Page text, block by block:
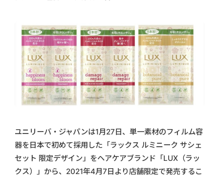
ユニリーバ・ジャパンは1月27日、単一素材のフィルム容
器を日本で初めて採用した「ラックス ルミニーク サシェ
セット 限定デザイン」をヘアケアブランド「LUX（ラッ
クス）」から、2021年4月7日より店舗限定で発売するこ